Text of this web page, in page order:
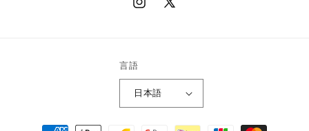
Instagram
X
言語
日本語